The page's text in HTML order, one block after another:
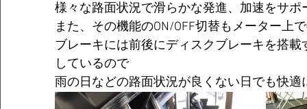
様々な路面状況で滑らかな発進、加速をサポ
また、その機能のON/OFF切替もメーター上
ブレーキには前後にディスクブレーキを搭載
しているので
雨の日などの路面状況が良くない日でも快適